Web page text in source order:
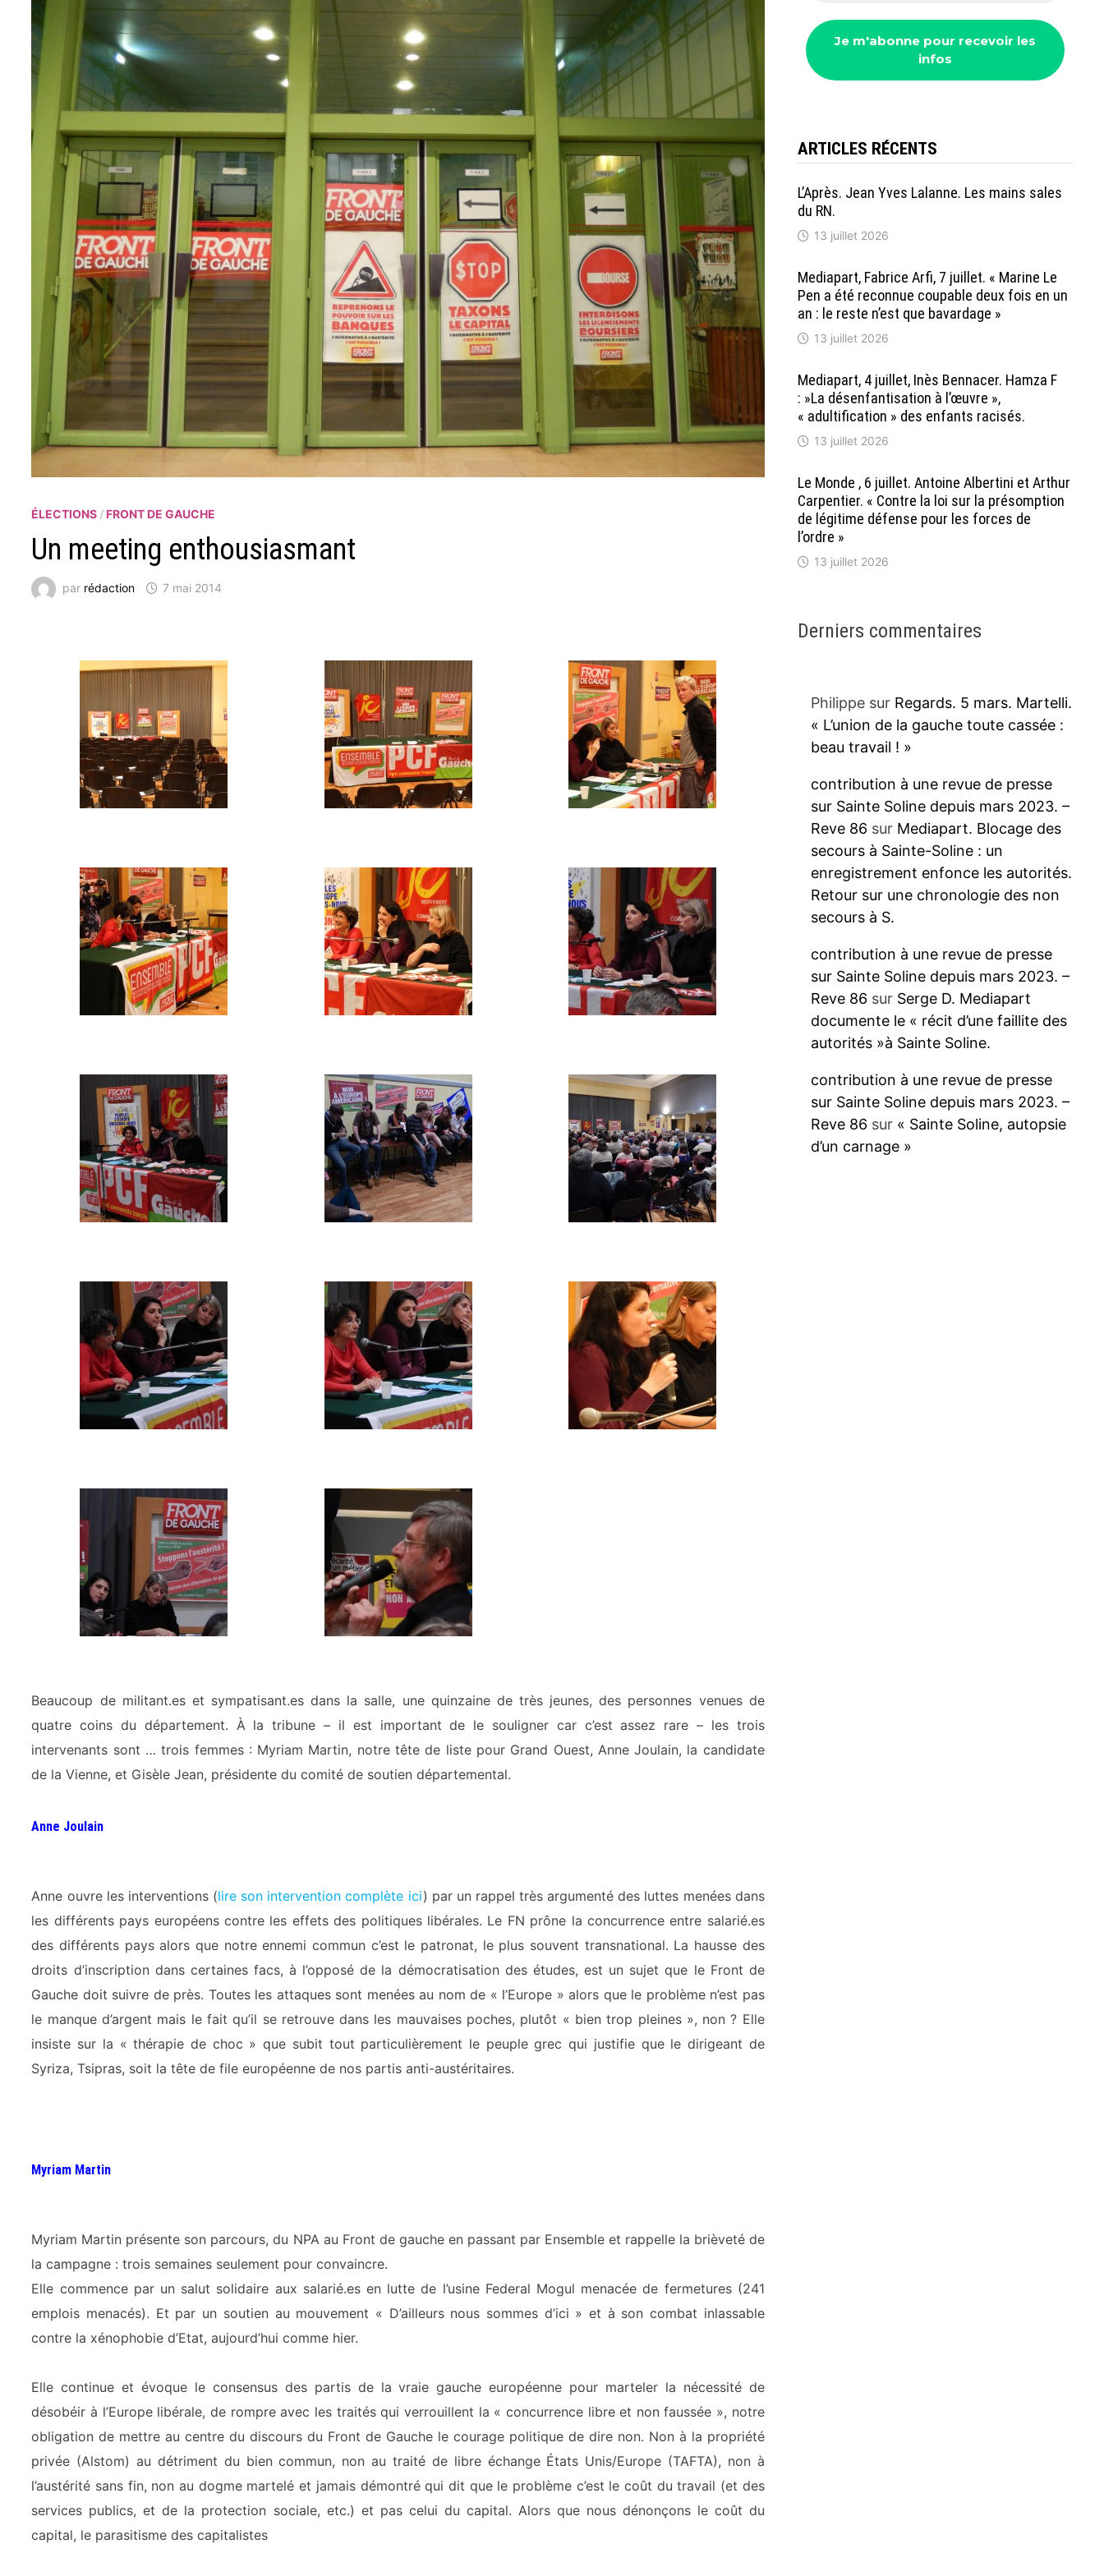
ÉLECTIONS / FRONT DE GAUCHE
Un meeting enthousiasmant
par rédaction 7 mai 2014
Beaucoup de militant.es et sympatisant.es dans la salle, une quinzaine de très jeunes, des personnes venues de
quatre coins du département. À la tribune – il est important de le souligner car c’est assez rare – les trois
intervenants sont … trois femmes : Myriam Martin, notre tête de liste pour Grand Ouest, Anne Joulain, la candidate
de la Vienne, et Gisèle Jean, présidente du comité de soutien départemental.
Anne Joulain
Anne ouvre les interventions (lire son intervention complète ici) par un rappel très argumenté des luttes menées dans
les différents pays européens contre les effets des politiques libérales. Le FN prône la concurrence entre salarié.es
des différents pays alors que notre ennemi commun c’est le patronat, le plus souvent transnational. La hausse des
droits d’inscription dans certaines facs, à l’opposé de la démocratisation des études, est un sujet que le Front de
Gauche doit suivre de près. Toutes les attaques sont menées au nom de « l’Europe » alors que le problème n’est pas
le manque d’argent mais le fait qu’il se retrouve dans les mauvaises poches, plutôt « bien trop pleines », non ? Elle
insiste sur la « thérapie de choc » que subit tout particulièrement le peuple grec qui justifie que le dirigeant de
Syriza, Tsipras, soit la tête de file européenne de nos partis anti-austéritaires.
Myriam Martin
Myriam Martin présente son parcours, du NPA au Front de gauche en passant par Ensemble et rappelle la brièveté de
la campagne : trois semaines seulement pour convaincre.
Elle commence par un salut solidaire aux salarié.es en lutte de l’usine Federal Mogul menacée de fermetures (241
emplois menacés). Et par un soutien au mouvement « D’ailleurs nous sommes d’ici » et à son combat inlassable
contre la xénophobie d’Etat, aujourd’hui comme hier.
Elle continue et évoque le consensus des partis de la vraie gauche européenne pour marteler la nécessité de
désobéir à l’Europe libérale, de rompre avec les traités qui verrouillent la « concurrence libre et non faussée », notre
obligation de mettre au centre du discours du Front de Gauche le courage politique de dire non. Non à la propriété
privée (Alstom) au détriment du bien commun, non au traité de libre échange États Unis/Europe (TAFTA), non à
l’austérité sans fin, non au dogme martelé et jamais démontré qui dit que le problème c’est le coût du travail (et des
services publics, et de la protection sociale, etc.) et pas celui du capital. Alors que nous dénonçons le coût du
capital, le parasitisme des capitalistes
ARTICLES RÉCENTS
L’Après. Jean Yves Lalanne. Les mains sales
du RN.
13 juillet 2026
Mediapart, Fabrice Arfi, 7 juillet. « Marine Le
Pen a été reconnue coupable deux fois en un
an : le reste n’est que bavardage »
13 juillet 2026
Mediapart, 4 juillet, Inès Bennacer. Hamza F
: »La désenfantisation à l’œuvre »,
« adultification » des enfants racisés.
13 juillet 2026
Le Monde , 6 juillet. Antoine Albertini et Arthur
Carpentier. « Contre la loi sur la présomption
de légitime défense pour les forces de
l’ordre »
13 juillet 2026
Derniers commentaires
Philippesur Regards. 5 mars. Martelli.
« L’union de la gauche toute cassée :
beau travail ! »
contribution à une revue de presse
sur Sainte Soline depuis mars 2023. –
Reve 86 sur Mediapart. Blocage des
secours à Sainte-Soline : un
enregistrement enfonce les autorités.
Retour sur une chronologie des non
secours à S.
contribution à une revue de presse
sur Sainte Soline depuis mars 2023. –
Reve 86 sur Serge D. Mediapart
documente le « récit d’une faillite des
autorités »à Sainte Soline.
contribution à une revue de presse
sur Sainte Soline depuis mars 2023. –
Reve 86 sur « Sainte Soline, autopsie
d’un carnage »